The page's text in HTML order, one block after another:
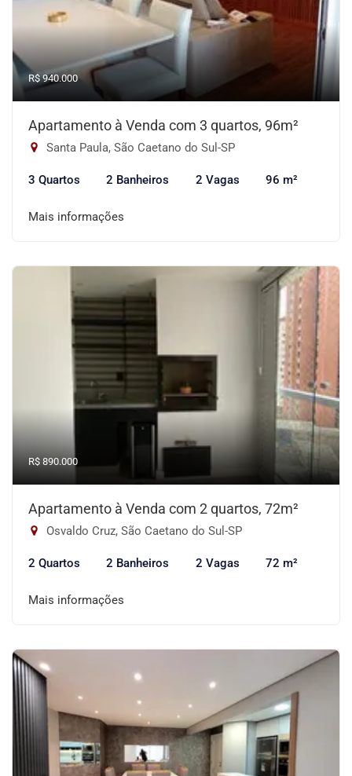
R$ 940.000
Apartamento à Venda com 3 quartos, 96m²
Santa Paula, São Caetano do Sul-SP
3 Quartos 2 Banheiros 2 Vagas 96 m²
Mais informações
R$ 890.000
Apartamento à Venda com 2 quartos, 72m²
Osvaldo Cruz, São Caetano do Sul-SP
2 Quartos 2 Banheiros 2 Vagas 72 m²
Mais informações